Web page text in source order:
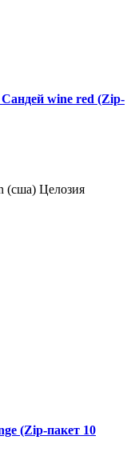
Сандей wine red (Zip-
(сша) Целозия
(Zip-пакет 10